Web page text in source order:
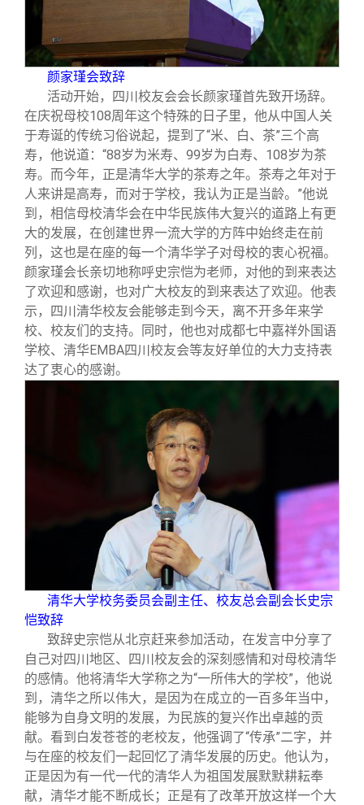
颜家瑾会致辞
活动开始，四川校友会会长颜家瑾首先致开场辞。
在庆祝母校108周年这个特殊的日子里，他从中国人关
于寿诞的传统习俗说起，提到了“米、白、茶”三个高
寿，他说道：“88岁为米寿、99岁为白寿、108岁为茶
寿。而今年，正是清华大学的茶寿之年。茶寿之年对于
人来讲是高寿，而对于学校，我认为正是当龄。”他说
到，相信母校清华会在中华民族伟大复兴的道路上有更
大的发展，在创建世界一流大学的方阵中始终走在前
列，这也是在座的每一个清华学子对母校的衷心祝福。
颜家瑾会长亲切地称呼史宗恺为老师，对他的到来表达
了欢迎和感谢，也对广大校友的到来表达了欢迎。他表
示，四川清华校友会能够走到今天，离不开多年来学
校、校友们的支持。同时，他也对成都七中嘉祥外国语
学校、清华EMBA四川校友会等友好单位的大力支持表
达了衷心的感谢。
清华大学校务委员会副主任、校友总会副会长史宗
恺致辞
致辞史宗恺从北京赶来参加活动，在发言中分享了
自己对四川地区、四川校友会的深刻感情和对母校清华
的感情。他将清华大学称之为“一所伟大的学校”，他说
到，清华之所以伟大，是因为在成立的一百多年当中，
能够为自身文明的发展，为民族的复兴作出卓越的贡
献。看到白发苍苍的老校友，他强调了“传承”二字，并
与在座的校友们一起回忆了清华发展的历史。他认为，
正是因为有一代一代的清华人为祖国发展默默耕耘奉
献，清华才能不断成长；正是有了改革开放这样一个大